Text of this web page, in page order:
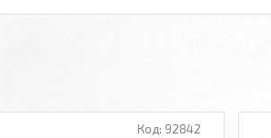
92842